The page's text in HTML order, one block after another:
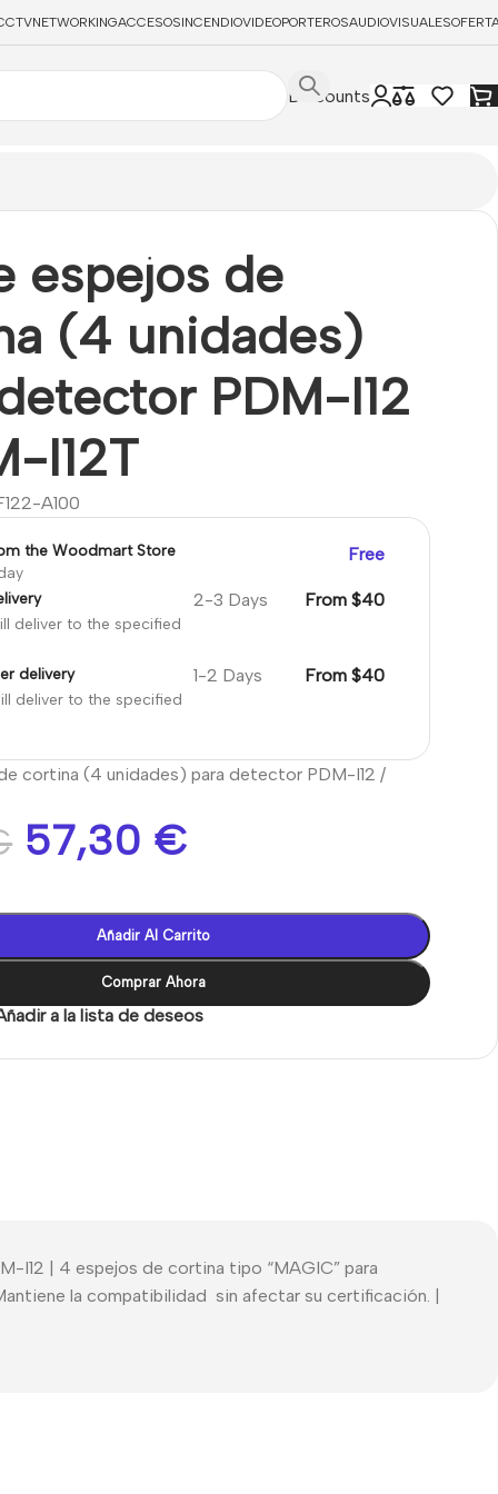
NETWORKINGACCESOSINCENDIOVIDEOPORTEROSAUDIOVISUALES
Discounts
espejos de
(4 unidades)
PDM-I12
I12T
A100
the Woodmart Store
Free
deliver to the specified
2-3 Days From $40
delivery
deliver to the specified
1-2 Days From $40
cortina (4 unidades) para detector PDM-I12 /
57,30 €
Añadir Al Carrito
Comprar Ahora
a la lista de deseos
I12 | 4 espejos de cortina tipo “MAGIC” para
la compatibilidad sin afectar su certificación. |